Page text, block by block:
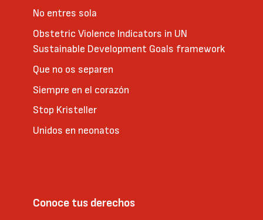
No entres sola
Obstetric Violence Indicators in UN
Sustainable Development Goals framework
Que no os separen
Siempre en el corazón
Stop Kristeller
Unidos en neonatos
Conoce tus derechos